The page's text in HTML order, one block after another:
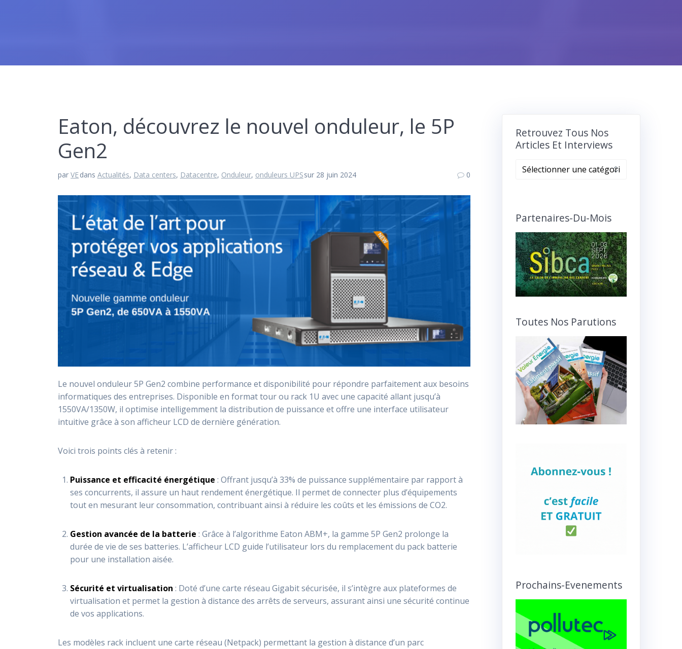
Eaton, découvrez le nouvel onduleur, le 5P
Gen2
parVEdans Actualités, Data centers, Datacentre, Onduleur, onduleurs UPSsur 28 juin 2024 0
Le nouvel onduleur 5P Gen2 combine performance et disponibilité pour répondre parfaitement aux besoins
informatiques des entreprises. Disponible en format tour ou rack 1U avec une capacité allant jusqu’à
1550VA/1350W, il optimise intelligemment la distribution de puissance et offre une interface utilisateur
intuitive grâce à son afficheur LCD de dernière génération.
Voici trois points clés à retenir :
Puissance et efficacité énergétique : Offrant jusqu’à 33% de puissance supplémentaire par rapport à
ses concurrents, il assure un haut rendement énergétique. Il permet de connecter plus d’équipements
tout en mesurant leur consommation, contribuant ainsi à réduire les coûts et les émissions de CO2.
Gestion avancée de la batterie : Grâce à l’algorithme Eaton ABM+, la gamme 5P Gen2 prolonge la
durée de vie de ses batteries. L’afficheur LCD guide l’utilisateur lors du remplacement du pack batterie
pour une installation aisée.
Sécurité et virtualisation : Doté d’une carte réseau Gigabit sécurisée, il s’intègre aux plateformes de
virtualisation et permet la gestion à distance des arrêts de serveurs, assurant ainsi une sécurité continue
de vos applications.
Les modèles rack incluent une carte réseau (Netpack) permettant la gestion à distance d’un parc
Retrouvez Tous Nos
Articles Et Interviews
Retrouvez
et
Partenaires-Du-Mois
Toutes Nos Parutions
Prochains-Evenements